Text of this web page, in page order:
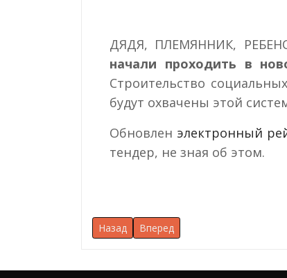
ДЯДЯ, ПЛЕМЯННИК,
начали проходить в
Строительство
будут охвачены этой
Обновлен электронный
тендер, не зная об этом.
Предыдущий: Тендеры будут
Назад Следующий: В каком регионе
Вперед